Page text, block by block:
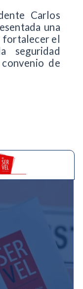
Carlos
una
fortalecer el
seguridad
de